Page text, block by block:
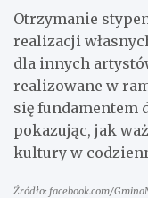
Otrzymanie
realizacji
dla innych
realizowane w
się fundamentem
pokazując, jak
kultury w
Źródło: facebook.com/